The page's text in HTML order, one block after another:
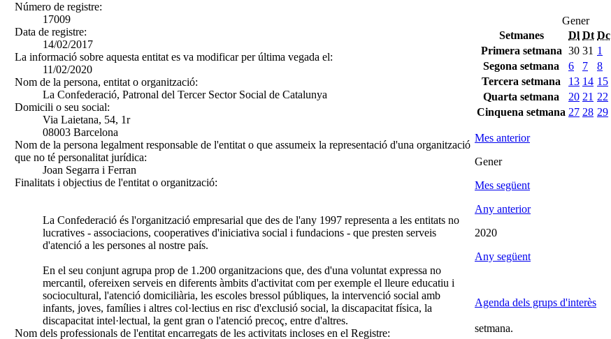
Número de registre:
17009
Data de registre:
14/02/2017
La informació sobre aquesta entitat es va modificar per última vegada el:
11/02/2020
Nom de la persona, entitat o organització:
La Confederació, Patronal del Tercer Sector Social de Catalunya
Domicili o seu social:
Via Laietana, 54, 1r
08003 Barcelona
Nom de la persona legalment responsable de l'entitat o que assumeix la representació d'una organització
que no té personalitat jurídica:
Joan Segarra i Ferran
Finalitats i objectius de l'entitat o organització:
La Confederació és l'organització empresarial que des de l'any 1997 representa a les entitats no
lucratives - associacions, cooperatives d'iniciativa social i fundacions - que presten serveis
d'atenció a les persones al nostre país.
En el seu conjunt agrupa prop de 1.200 organitzacions que, des d'una voluntat expressa no
mercantil, ofereixen serveis en diferents àmbits d'activitat com per exemple el lleure educatiu i
sociocultural, l'atenció domiciliària, les escoles bressol públiques, la intervenció social amb
infants, joves, famílies i altres col·lectius en risc d'exclusió social, la discapacitat física, la
discapacitat intel·lectual, la gent gran o l'atenció precoç, entre d'altres.
Nom dels professionals de l'entitat encarregats de les activitats incloses en el Registre:
Gener
Setmanes
Dl Dt Dc
Primera setmana 30 31 1
Segona setmana
6 7 8
Tercera setmana
13 14 15
Quarta setmana
20 21 22
Cinquena setmana 27 28 29
Mes anterior
Gener
Mes següent
Any anterior
2020
Any següent
Agenda dels grups d'interès
setmana.